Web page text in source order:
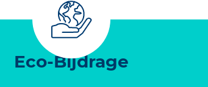
Eco-Bijdrage